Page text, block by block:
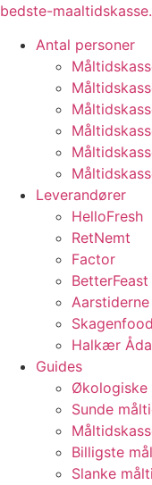
Videre
indhold
bedste-
Antal personer
Leverandører
HelloFresh
RetNemt
Factor
BetterFeast
Aarstiderne
Skagenfood
Halkær
Guides
Økologiske
Sunde
Billigste
Slanke